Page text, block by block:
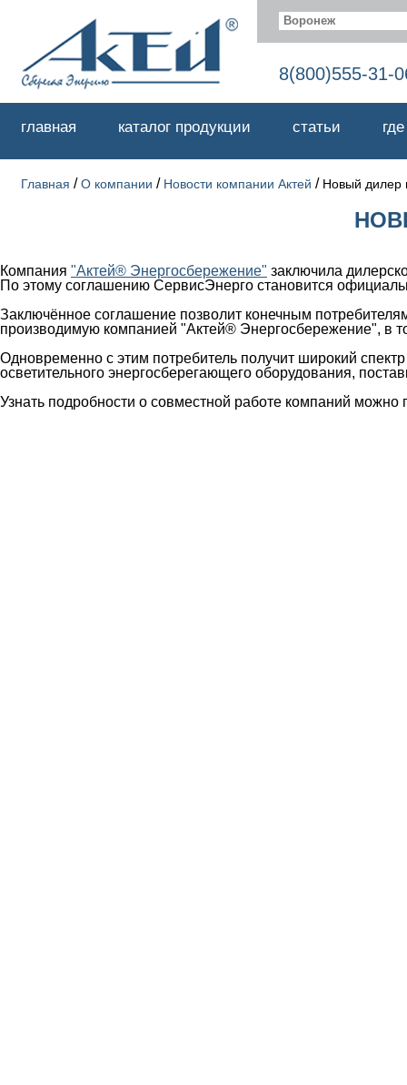
Воронеж
8(800)555-31-
главная каталог продукции статьи
Главная /О компании / Новости компании Актей / Новый дилер
Компания "Актей® Энергосбережение" заключила
По этому соглашению СервисЭнерго становится
Заключённое соглашение позволит конечным
производимую компанией "Актей® Энергосбережение", в
Одновременно с этим потребитель получит широкий
осветительного энергосберегающего оборудования,
Узнать подробности о совместной работе компаний